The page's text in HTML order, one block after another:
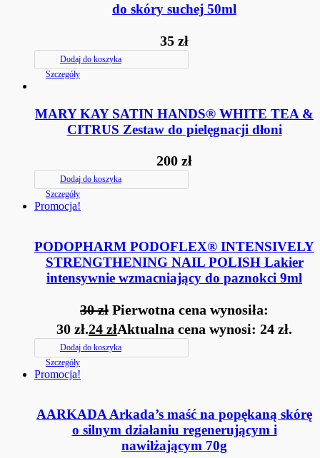
do skóry suchej 50ml
35 zł
Dodaj do koszyka
Szczegóły
MARY KAY SATIN HANDS® WHITE TEA &
CITRUS Zestaw do pielęgnacji dłoni
200 zł
Dodaj do koszyka
Szczegóły
Promocja!
PODOPHARM PODOFLEX® INTENSIVELY
STRENGTHENING NAIL POLISH Lakier
intensywnie wzmacniający do paznokci 9ml
30zł Pierwotna cena wynosiła:
30 zł.24 złAktualna cena wynosi: 24 zł.
Dodaj do koszyka
Szczegóły
Promocja!
AARKADA Arkada’s maść na popękaną skórę
o silnym działaniu regenerującym i
nawilżającym 70g